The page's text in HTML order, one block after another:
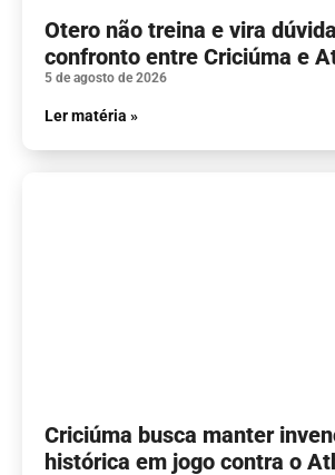
Otero não treina e vira
confronto entre Criciúma e
5 de agosto de 2026
Ler matéria »
Criciúma busca manter
histórica em jogo contra o